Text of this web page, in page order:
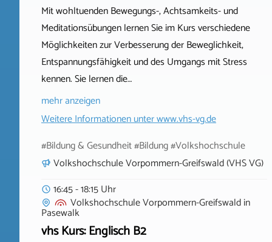
Mit wohltuenden Bewegungs-, Achtsamkeits- und
Meditationsübungen lernen Sie im Kurs verschiedene
Möglichkeiten zur Verbesserung der Beweglichkeit,
Entspannungsfähigkeit und des Umgangs mit Stress
kennen. Sie lernen die…
mehr anzeigen
Weitere Informationen unterwww.vhs-vg.de
#Bildung & Gesundheit #Bildung #Volkshochschule
Volkshochschule Vorpommern-Greifswald (VHS VG)
16:45 - 18:15 Uhr
Volkshochschule Vorpommern-Greifswaldin
Pasewalk
vhs Kurs: Englisch B2